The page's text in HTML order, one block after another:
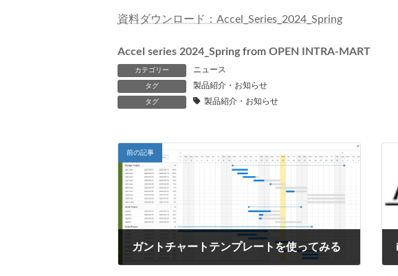
資料ダウンロード：Accel_Series_2024_Spring
Accel series 2024_Spring from OPEN INTRA-MART
カテゴリー ニュース
タグ 製品紹介・お知らせ
タグ 製品紹介・お知らせ
前の記事
ガントチャートテンプレートを使ってみる